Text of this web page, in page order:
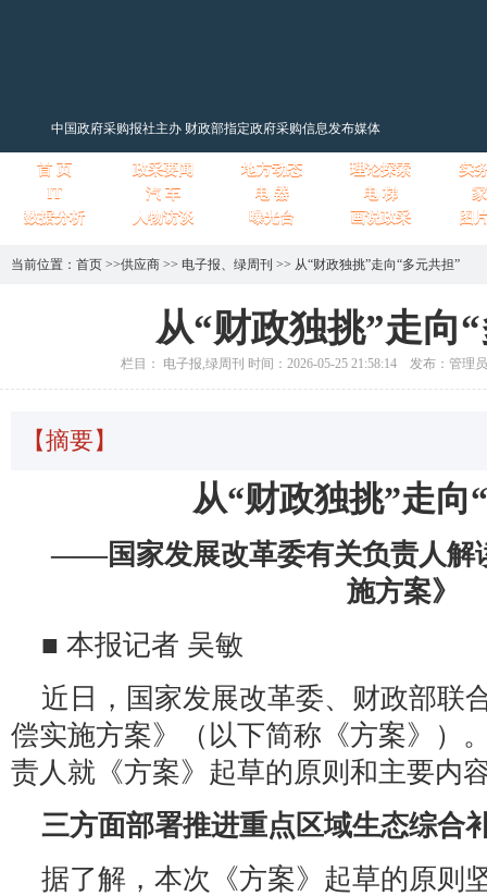
中国政府采购报社主办 财政部指定政府采购信息发布媒体
首 页 政采要闻 地方动态 理论探索
实
IT
汽 车 电 器 电 梯
数据分析
人物访谈 曝光台 画说政采 图
当前位置： 首页 >>供应商 >> 电子报、 绿周刊 >> 从“财政独挑”走向“多元共担”
从“财政独挑”走向
栏目： 电子报,绿周刊 时间：2026-05-25 21:58:14 发布：管理
【摘要】
从“财政独挑”走向
——国家发展改革委有关负责人解
施方案》
■ 本报记者 吴敏
近日，国家发展改革委、财政部联
偿实施方案》（以下简称《方案》）
责人就《方案》起草的原则和主要内
三方面部署推进重点区域生态综合
据了解，本次《方案》起草的原则